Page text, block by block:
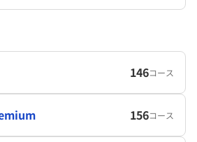
146コース
156コース